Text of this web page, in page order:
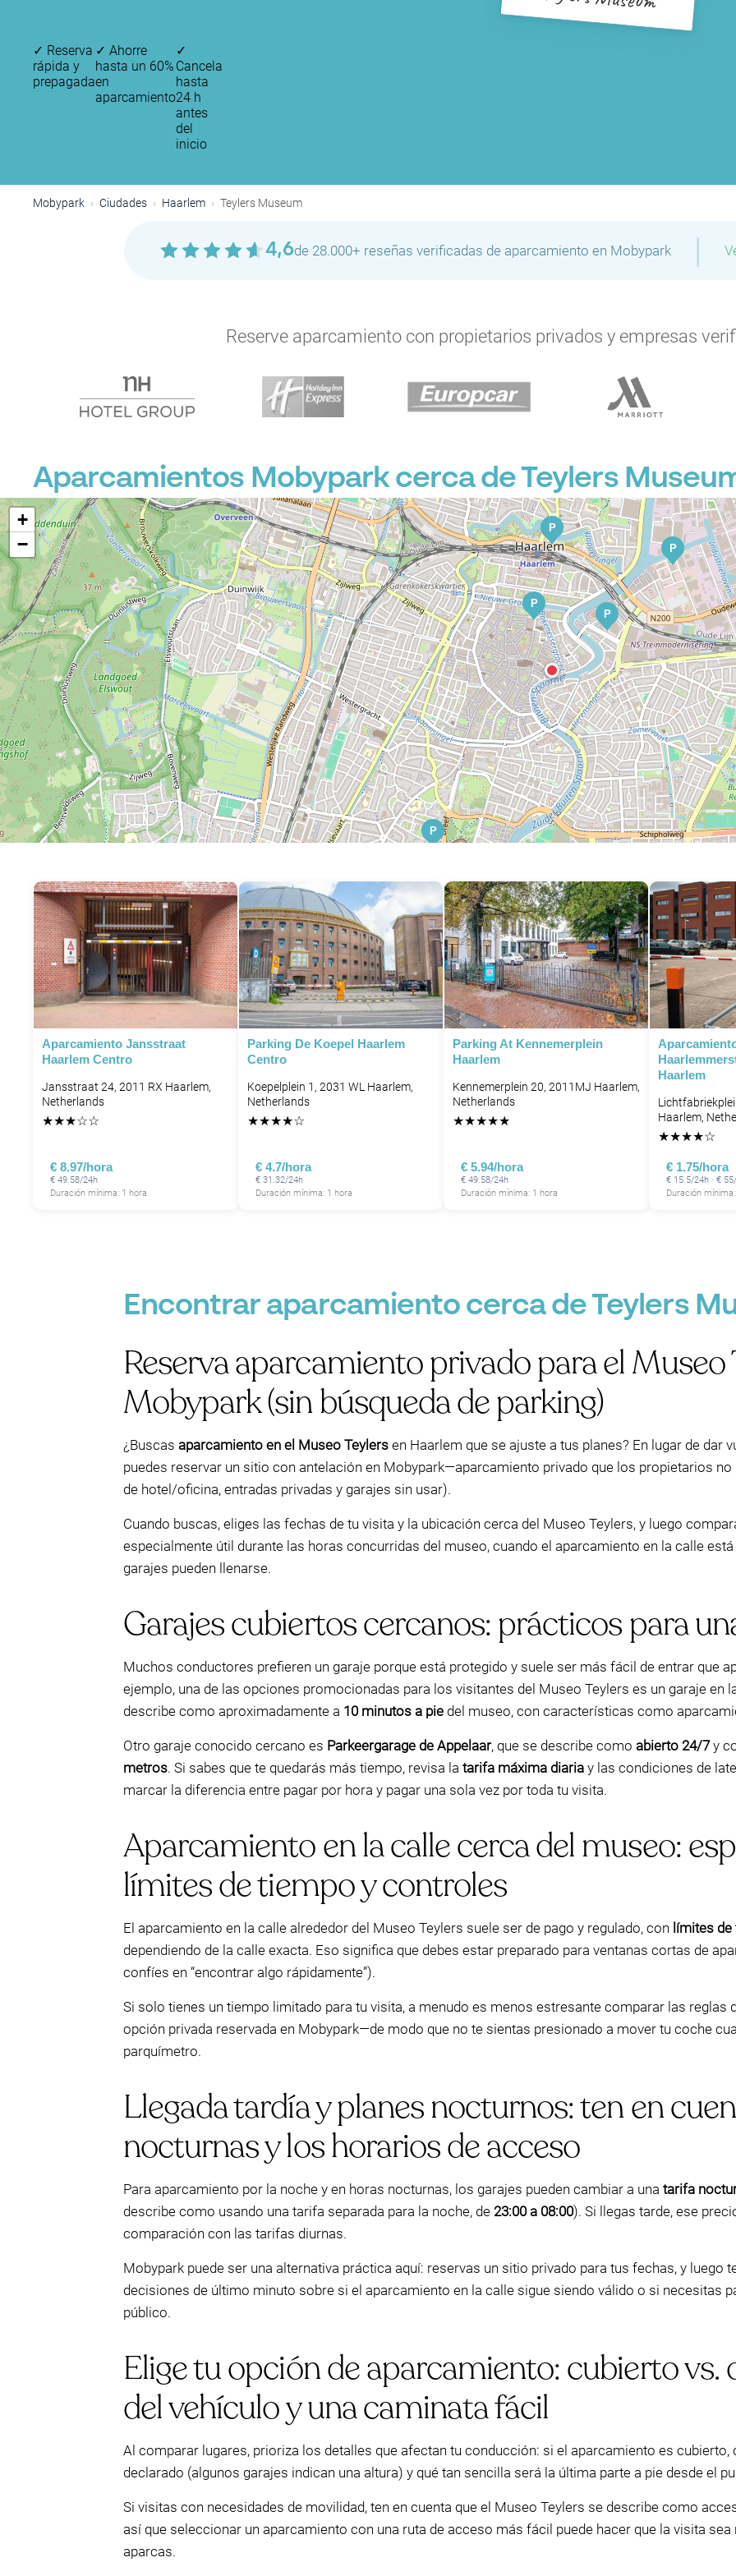
✓ Reserva
rápida y
prepagada
✓ Ahorre
hasta un 60%
en
aparcamiento
✓
Cancela
hasta
24 h
antes
del
inicio
Mobypark Ciudades Haarlem Teylers Museum
4,6de 28.000+ reseñas verificadas de aparcamiento en Mobypark |
Reserve aparcamiento con propietarios privados y empresas
Aparcamientos Mobypark cerca de Teylers
P
P
P
P
P
+
−
Aparcamiento Jansstraat
Haarlem Centro
Jansstraat 24, 2011 RX Haarlem,
Netherlands
★★★☆☆
€ 8.97/hora
€ 49.58/24h
Duración mínima: 1 hora
Parking De Koepel Haarlem
Centro
Koepelplein 1, 2031 WL Haarlem,
Netherlands
★★★★☆
€ 4.7/hora
€ 31.32/24h
Duración mínima: 1 hora
Parking At Kennemerplein
Haarlem
Kennemerplein 20, 2011MJ Haarlem,
Netherlands
★★★★★
€ 5.94/hora
€ 49.58/24h
Duración mínima: 1 hora
Haarlem
Haarlem,
★★★★☆
€ 1.75/hora
€ 15.5/24h · €
Duración
Encontrar aparcamiento cerca de Teylers
Reserva aparcamiento privado para el Museo
Mobypark (sin búsqueda de parking)
¿Buscas aparcamiento en el Museo Teylers en Haarlem que se ajuste a tus planes? En lugar de dar
puedes reservar un sitio con antelación en Mobypark—aparcamiento privado que los propietarios
de hotel/oficina, entradas privadas y garajes sin usar).
Cuando buscas, eliges las fechas de tu visita y la ubicación cerca del Museo Teylers, y luego
especialmente útil durante las horas concurridas del museo, cuando el aparcamiento en la calle
garajes pueden llenarse.
Garajes cubiertos cercanos: prácticos para
Muchos conductores prefieren un garaje porque está protegido y suele ser más fácil de entrar que
ejemplo, una de las opciones promocionadas para los visitantes del Museo Teylers es un garaje en
describe como aproximadamente a 10 minutos a pie del museo, con características como
Otro garaje conocido cercano es Parkeergarage de Appelaar, que se describe como abierto 24/7y
metros. Si sabes que te quedarás más tiempo, revisa la tarifa máxima diaria y las condiciones de
marcar la diferencia entre pagar por hora y pagar una sola vez por toda tu visita.
Aparcamiento en la calle cerca del museo:
límites de tiempo y controles
El aparcamiento en la calle alrededor del Museo Teylers suele ser de pago y regulado, con límites
dependiendo de la calle exacta. Eso significa que debes estar preparado para ventanas cortas de
confíes en “encontrar algo rápidamente”).
Si solo tienes un tiempo limitado para tu visita, a menudo es menos estresante comparar las reglas
opción privada reservada en Mobypark—de modo que no te sientas presionado a mover tu coche
parquímetro.
Llegada tardía y planes nocturnos: ten en
nocturnas y los horarios de acceso
Para aparcamiento por la noche y en horas nocturnas, los garajes pueden cambiar a una tarifa
describe como usando una tarifa separada para la noche, de 23:00 a 08:00). Si llegas tarde, ese
comparación con las tarifas diurnas.
Mobypark puede ser una alternativa práctica aquí: reservas un sitio privado para tus fechas, y luego
decisiones de último minuto sobre si el aparcamiento en la calle sigue siendo válido o si necesitas
público.
Elige tu opción de aparcamiento: cubierto vs.
del vehículo y una caminata fácil
Al comparar lugares, prioriza los detalles que afectan tu conducción: si el aparcamiento es
declarado (algunos garajes indican una altura) y qué tan sencilla será la última parte a pie desde el
Si visitas con necesidades de movilidad, ten en cuenta que el Museo Teylers se describe como
así que seleccionar un aparcamiento con una ruta de acceso más fácil puede hacer que la visita
aparcas.